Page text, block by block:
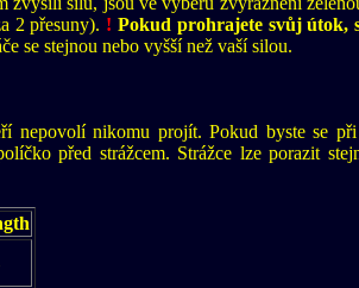
2 přesuny). ! Pokud prohrajete svůj útok,
se stejnou nebo vyšší než vaší silou.
nepovolí nikomu projít. Pokud byste se
před strážcem. Strážce lze porazit